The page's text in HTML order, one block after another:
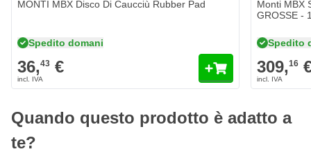
Consumo di energia: 700 watt
Vibrazioni: 0,79 m/sec2
Livello di rumore: 83 dB(A)
Caratteristiche del set di smerigliatrici elettriche
Set completo di spazzole
Rimuove rapidamente la corrosione e l'ossidazione da
MONTI MBX Disco Di Caucciù Rubber Pad
Spedito domani
36,43 €
Monti MBX
GROSSE -
Spedito
309,16
Quando questo prodotto è adatto a
te?